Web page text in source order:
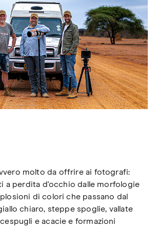
molto da offrire ai fotografi:
a perdita d'occhio dalle morfologie
di colori che passano dal
chiaro, steppe spoglie, vallate
e acacie e formazioni